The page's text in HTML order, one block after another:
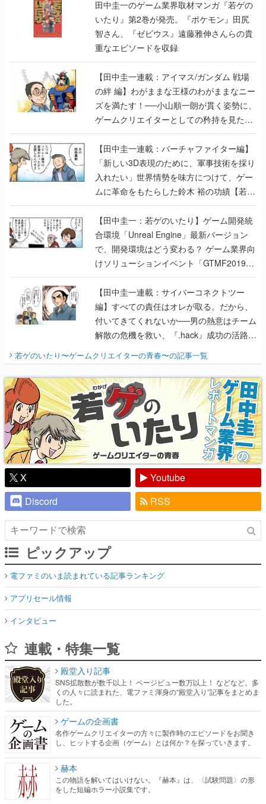
田中圭一のゲーム業界取材マンガ『若ゲの
いたり』第2巻が発売。『ポケモン』田尻
智さん、『ゼビウス』遠藤雅伸さんらの貴
重なエピソードを収録
【田中圭一連載：アイマス/ガンダム 戦場
の絆 編】わがままな王様のわがままなニー
ズを満たす！──小山順一朗が貫く姿勢に、
ゲームクリエイターとしての矜持を見た
【若ゲのいたり最終回】
【田中圭一連載：バーチャファイター編】
「新しい3D表現のために、軍事技術を採り
入れたい」世界情勢を味方につけて、ゲー
ムに革命をもたらした鈴木 裕の功績【若ゲ
のいたり】
【田中圭一：若ゲのいたり】ゲーム開発統
合環境「Unreal Engine」最新バージョン
で、開発環境はどう変わる？ ゲーム業界向
けソリューションイベント「GTMF2019」
に行って、より理解を深めよう【PR】
【田中圭一連載：サイバーコネクトツー
編】すべての責任はオレが取る。だから、
付いてきてくれないか──男の熱意はチーム
解散の危機を救い、『.hack』成功の活路を
開く。業界の快男児・松山 洋に流れる血は
『少年ジャンプ』色だった【若ゲのいた
り】
若ゲのいたり〜ゲームクリエイターの青春〜の記事一覧
X
Youtube
Discord
RSS
ピックアップ
電ファミのいま読まれている記事ランキング
アプリセール情報
インタビュー
連載・特集一覧
殿堂入り記事
SNS拡散数が数千以上！ ページビュー数万以上！ などなど。多
くの人々に読まれた、電ファミ渾身の“殿堂入り”記事をまとめま
した。
ゲームの企画書
名作ゲームクリエイターの方々に製作時のエピソードをお聞き
し、ヒットする企画（ゲーム）とは何か？を探っていきます。
赫本
この物語を解いてはいけない。『赫本』は、〈試験問題〉の形
をした短編ホラー小説集です。